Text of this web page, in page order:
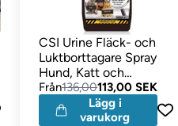
CSI Urine Fläck- och
Luktborttagare Spray
Hund, Katt och
Gnagare 500ml
Från136,00113,00 SEK
Lägg i
varukorg